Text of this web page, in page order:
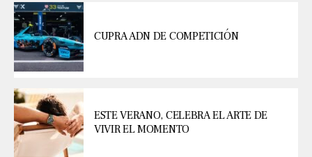
CUPRA ADN DE COMPETICIÓN
ESTE VERANO, CELEBRA EL ARTE DE
VIVIR EL MOMENTO